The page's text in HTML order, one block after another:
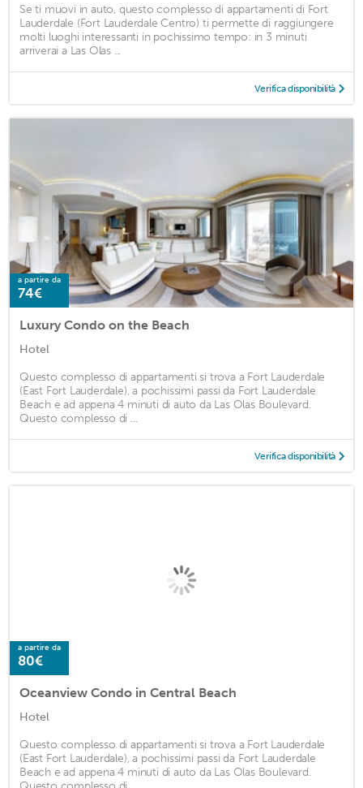
Se ti muovi in auto, questo complesso di appartamenti di Fort
Lauderdale (Fort Lauderdale Centro) ti permette di raggiungere
molti luoghi interessanti in pochissimo tempo: in 3 minuti
arriverai a Las Olas ...
Verifica disponibilità
a partire da
74€
Luxury Condo on the Beach
Hotel
Questo complesso di appartamenti si trova a Fort Lauderdale
(East Fort Lauderdale), a pochissimi passi da Fort Lauderdale
Beach e ad appena 4 minuti di auto da Las Olas Boulevard.
Questo complesso di ...
Verifica disponibilità
a partire da
80€
Oceanview Condo in Central Beach
Hotel
Questo complesso di appartamenti si trova a Fort Lauderdale
(East Fort Lauderdale), a pochissimi passi da Fort Lauderdale
Beach e ad appena 4 minuti di auto da Las Olas Boulevard.